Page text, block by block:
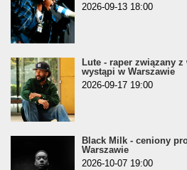
2026-09-13 18:00
Lute - raper związany
wystąpi w Warszawie
2026-09-17 19:00
Black Milk - ceniony
Warszawie
2026-10-07 19:00